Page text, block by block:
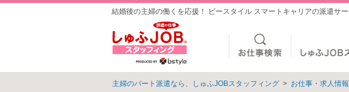
結婚後の主婦の働くを応援！ ビースタイル スマートキャリアの派遣サ
主婦のパート派遣なら、しゅふJOBスタッフィング > お仕事・求人情